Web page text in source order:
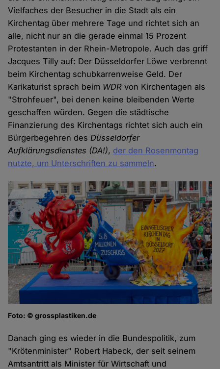
Vielfaches der Besucher in die Stadt als ein
Kirchentag über mehrere Tage und richtet sich an
alle, nicht nur an die gerade einmal 15 Prozent
Protestanten in der Rhein-Metropole. Auch das griff
Jacques Tilly auf: Der Düsseldorfer Löwe verbrennt
beim Kirchentag schubkarrenweise Geld. Der
Karikaturist sprach beim WDR von Kirchentagen als
"Strohfeuer", bei denen keine bleibenden Werte
geschaffen würden. Gegen die städtische
Finanzierung des Kirchentags richtet sich auch ein
Bürgerbegehren desDüsseldorfer
Aufklärungsdienstes (DA!), der den Rosenmontag
nutzte, um Unterschriften zu sammeln.
Foto: © grossplastiken.de
Danach ging es wieder in die Bundespolitik, zum
"Krötenminister" Robert Habeck, der seit seinem
Amtsantritt als Minister für Wirtschaft und